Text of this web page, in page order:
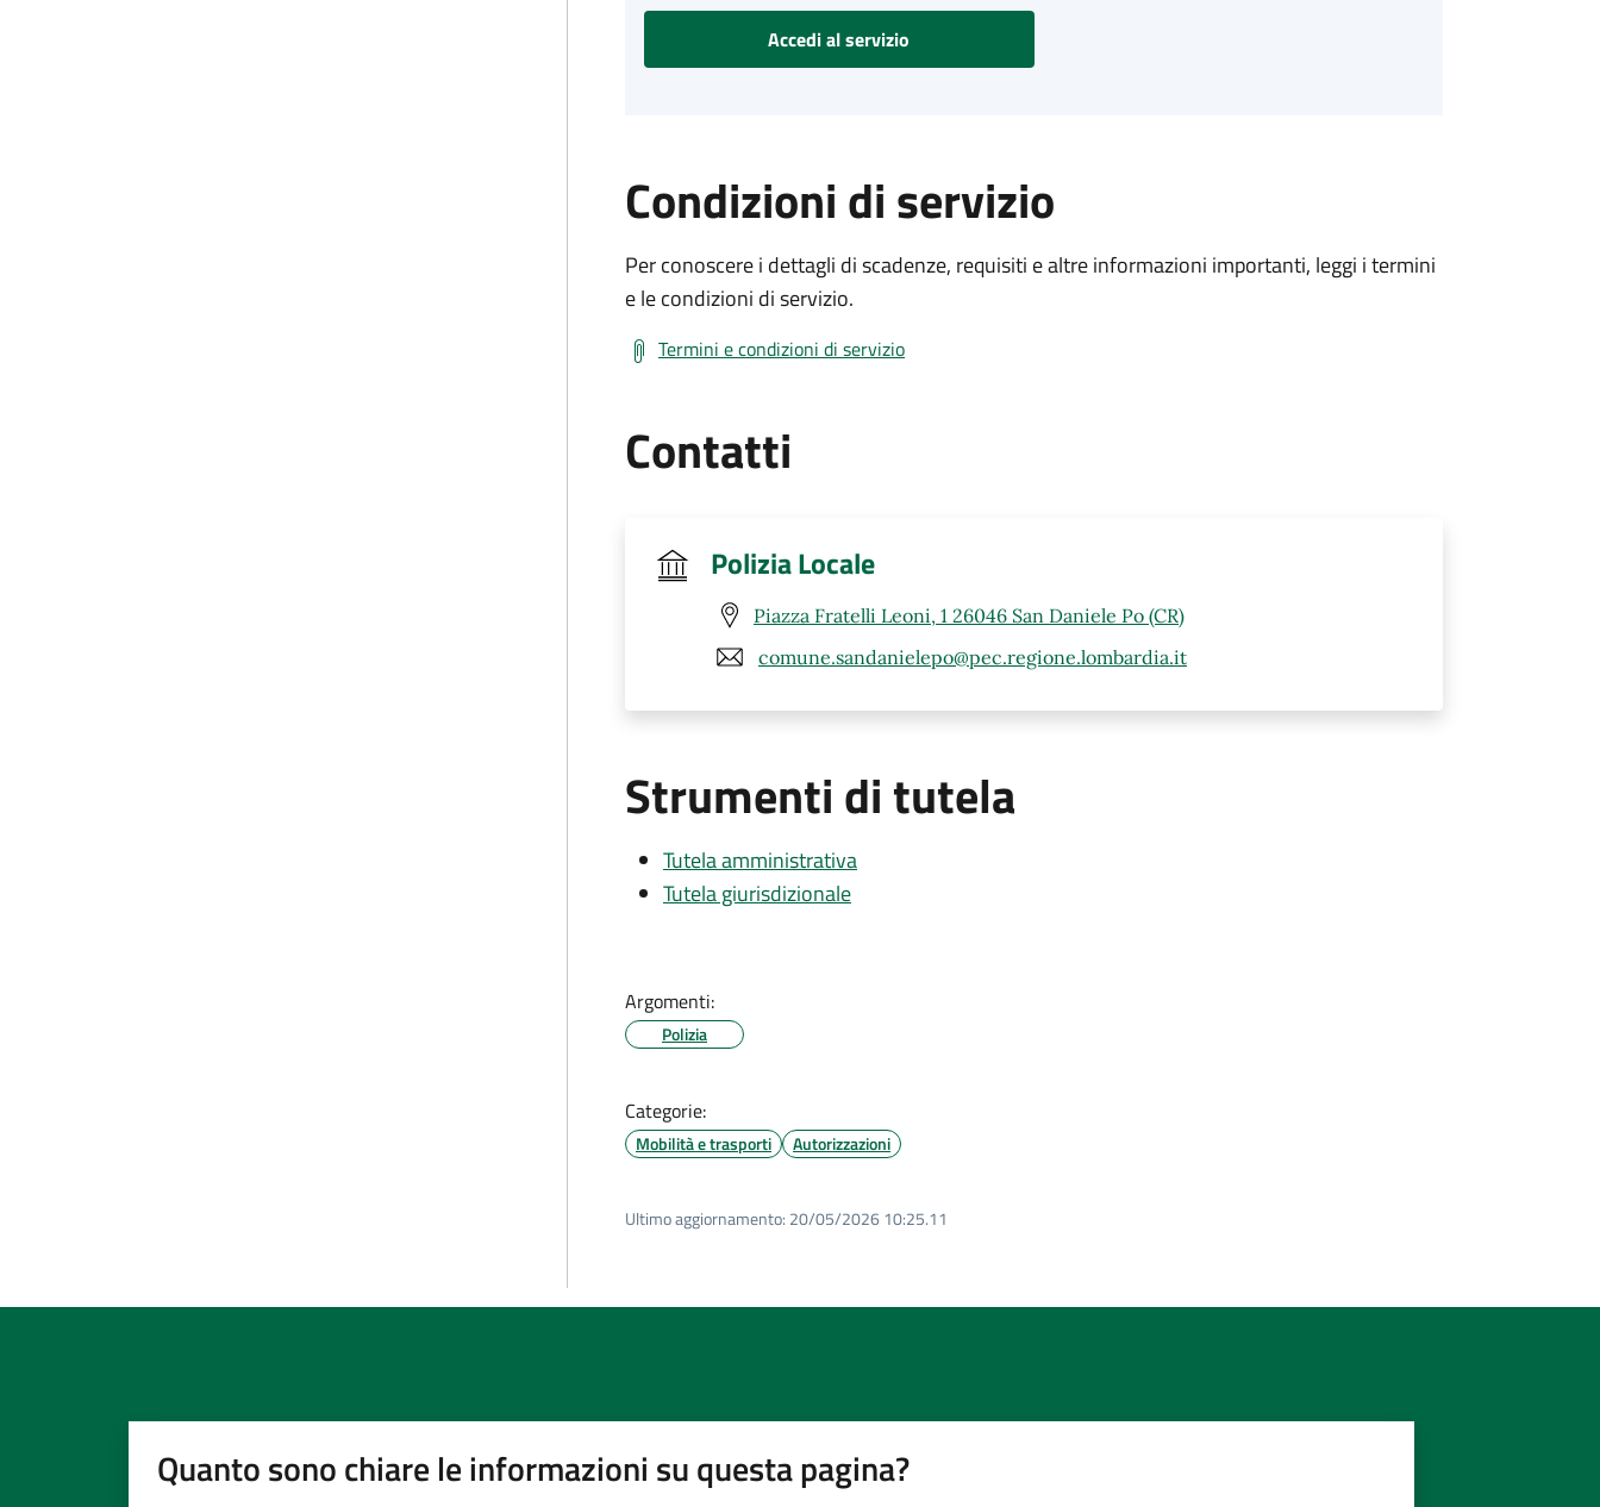
Accedi al servizio
Condizioni di servizio
Per conoscere i dettagli di scadenze, requisiti e altre informazioni importanti, leggi i termini
e le condizioni di servizio.
Termini e condizioni di servizio
Contatti
Polizia Locale
Piazza Fratelli Leoni, 1 26046 San Daniele Po (CR)
comune.sandanielepo@pec.regione.lombardia.it
Strumenti di tutela
Tutela amministrativa
Tutela giurisdizionale
Argomenti:
Polizia
Categorie:
Mobilità e trasporti Autorizzazioni
Ultimo aggiornamento: 20/05/2026 10:25.11
Quanto sono chiare le informazioni su questa pagina?